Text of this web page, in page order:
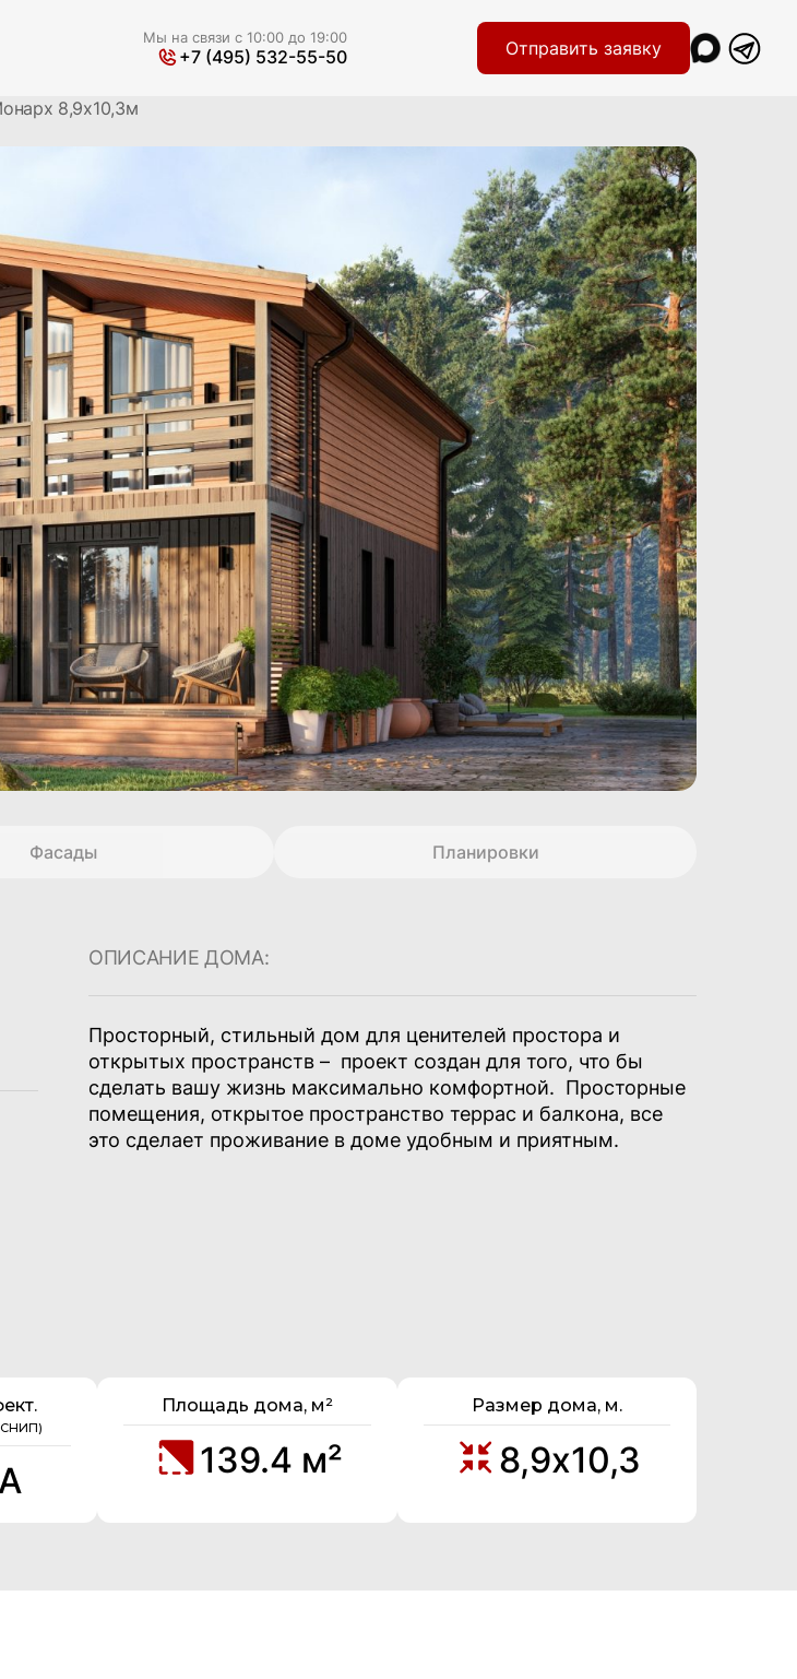
Мы на связи с 10:00 до 19:00
+7 (495) 532-55-50 Отправить заявку
8,9х10,3м
Фасады Планировки
ОПИСАНИЕ ДОМА:
Просторный, стильный дом для ценителей простора и
открытых пространств – проект создан для того, что бы
сделать вашу жизнь максимально комфортной. Просторные
помещения, открытое пространство террас и балкона, все
это сделает проживание в доме удобным и приятным.
СНИП)
A
Площадь дома, м²
139.4 м²
Размер дома, м.
8,9х10,3